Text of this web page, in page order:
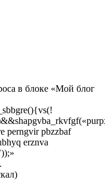
в блоке «Мой блог
perngvir pbzzbaf
erznva